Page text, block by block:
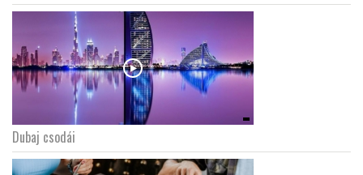
Dubaj csodái